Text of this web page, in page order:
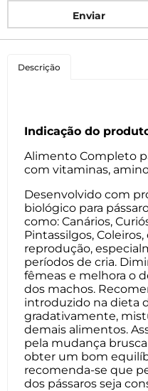
Enviar
Descrição
Indicação do
Alimento Completo
com vitaminas,
Desenvolvido com
biológico para
como: Canários,
Pintassilgos, Coleiros,
reprodução,
períodos de cria.
fêmeas e melhora o
dos machos.
introduzido na dieta
gradativamente,
demais alimentos.
pela mudança
obter um bom
recomenda-se que
dos pássaros seja